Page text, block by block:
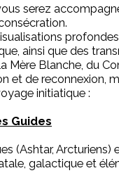
serez
ainsi que des
Mère Blanche, du
et de
initiatique :
Guides
(Ashtar, Arcturiens)
galactique et